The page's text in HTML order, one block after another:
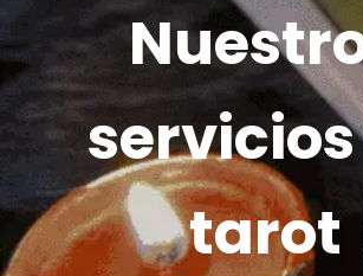
tarot